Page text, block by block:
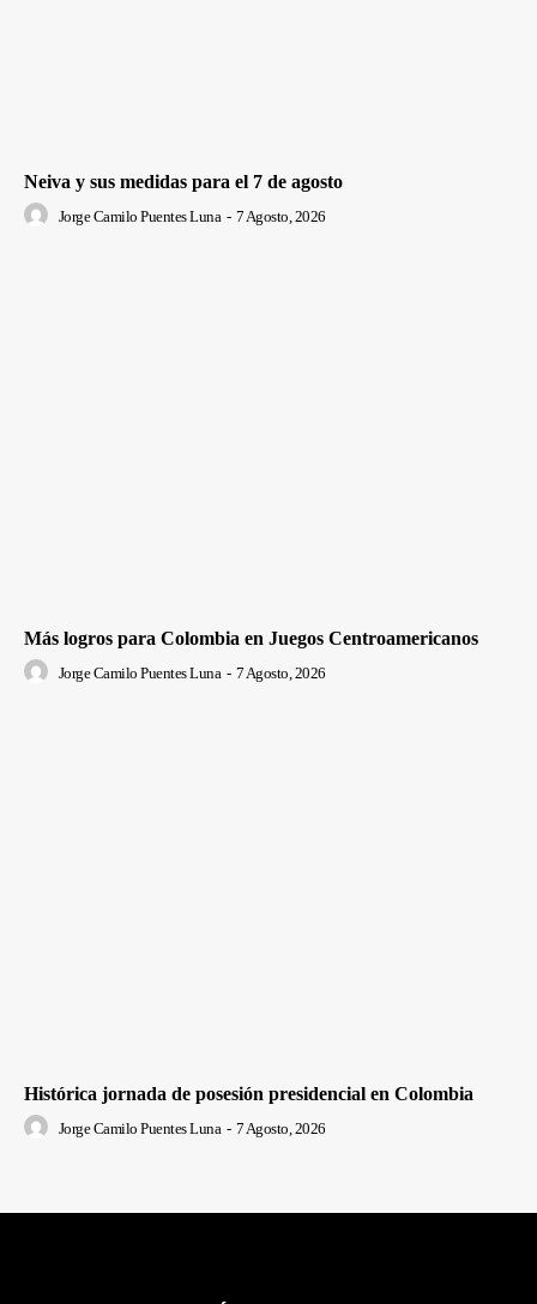
Neiva y sus medidas para el 7 de agosto
Jorge Camilo Puentes Luna - 7 Agosto, 2026
Más logros para Colombia en Juegos Centroamericanos
Jorge Camilo Puentes Luna - 7 Agosto, 2026
Histórica jornada de posesión presidencial en Colombia
Jorge Camilo Puentes Luna - 7 Agosto, 2026